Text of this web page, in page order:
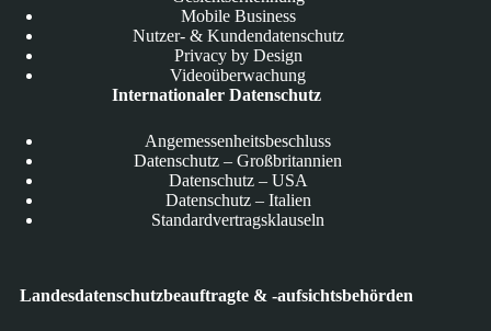
Mobile Business
Nutzer- & Kundendatenschutz
Privacy by Design
Videoüberwachung
Internationaler Datenschutz
Angemessenheitsbeschluss
Datenschutz – Großbritannien
Datenschutz – USA
Datenschutz – Italien
Standardvertragsklauseln
Landesdatenschutzbeauftragte & -aufsichtsbehörden